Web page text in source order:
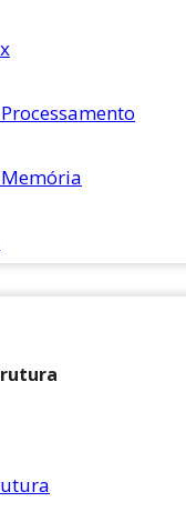
Memória